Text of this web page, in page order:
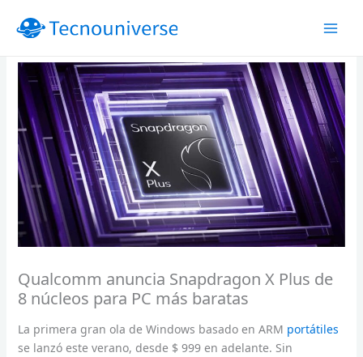
Qualcomm anuncia Snapdragon X Plus de
8 núcleos para PC más baratas
La primera gran ola de Windows basado en ARM portátiles
se lanzó este verano, desde $ 999 en adelante. Sin